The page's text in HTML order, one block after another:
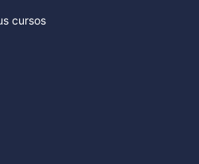
cursos